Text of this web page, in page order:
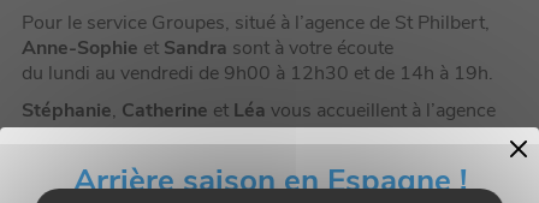
Arrière saison en Espagne !
Pour le service Groupes, situé à l’agence de St Philbert,
Anne-Sophie et Sandra sont à votre écoute
du lundi au vendredi de 9h00 à 12h30 et de 14h à 19h.
Stéphanie, Catherine et Léa vous accueillent à l’agence
de Saint Sébastien sur Loiredu lundi au jeudi
de 9h30 à 19h30 et du vendredi au samedi de 9h30
à 20h.